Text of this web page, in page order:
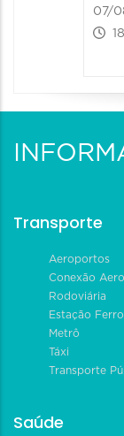
07/
Transporte
Aeroportos
Conexão
Rodoviária
Estação
Metrô
Táxi
Transporte
Saúde